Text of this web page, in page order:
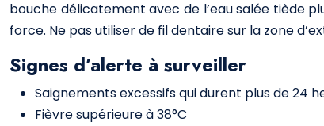
bouche délicatement avec de l’eau salée tiède
force. Ne pas utiliser de fil dentaire sur la zone
Signes d’alerte à surveiller
Saignements excessifs qui durent plus de 24
Fièvre supérieure à 38°C